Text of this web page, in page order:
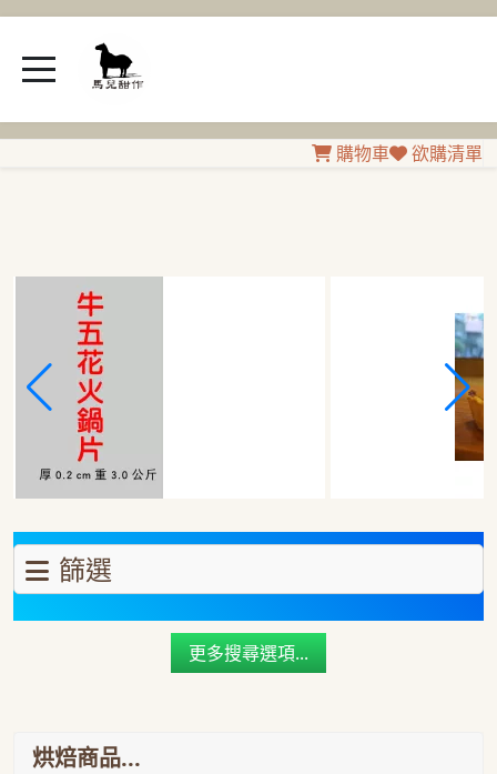
購物車 欲購清單
篩選
更多搜尋選項...
烘焙商品...